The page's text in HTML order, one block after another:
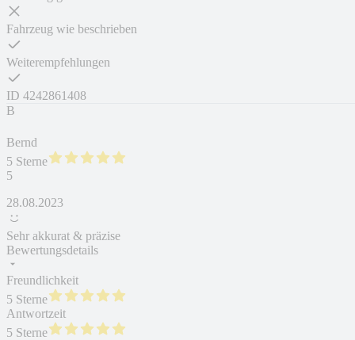
Fahrzeug wie beschrieben
Weiterempfehlungen
ID 4242861408
B
Bernd
5 Sterne
5
28.08.2023
Sehr akkurat & präzise
Bewertungsdetails
Freundlichkeit
5 Sterne
Antwortzeit
5 Sterne